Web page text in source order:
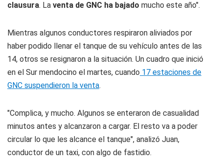
clausura. La venta de GNC ha bajado mucho este año".
Mientras algunos conductores respiraron aliviados por
haber podido llenar el tanque de su vehículo antes de las
14, otros se resignaron a la situación. Un cuadro que inició
en el Sur mendocino el martes, cuando 17 estaciones de
GNC suspendieron la venta.
"Complica, y mucho. Algunos se enteraron de casualidad
minutos antes y alcanzaron a cargar. El resto va a poder
circular lo que les alcance el tanque", analizó Juan,
conductor de un taxi, con algo de fastidio.